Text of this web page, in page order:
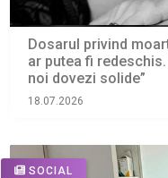
Dosarul privind
ar putea fi
noi dovezi solide”
18.07.2026
SOCIAL